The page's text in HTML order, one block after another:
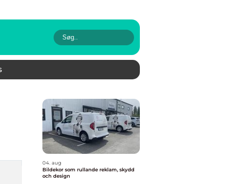
04. aug
Bildekor som rullande reklam, skydd
och design